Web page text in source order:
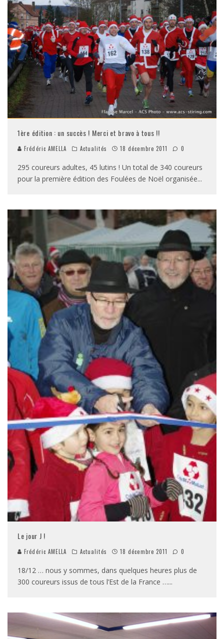
1ère édition : un succès ! Merci et bravo à tous !!
Frédéric AMELLA Actualités 18 décembre 2011 0
295 coureurs adultes, 45 lutins ! Un total de 340 coureurs
pour la première édition des Foulées de Noël organisée...
Le jour J !
Frédéric AMELLA Actualités 18 décembre 2011 0
18/12 … nous y sommes, dans quelques heures plus de
300 coureurs issus de tous l’Est de la France …...